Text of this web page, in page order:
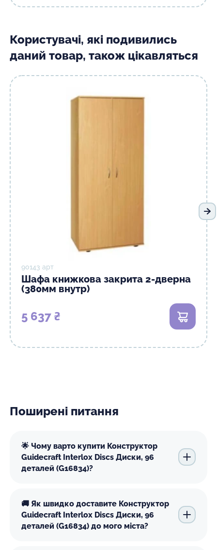
Користувачі, які подивились
даний товар, також цікавляться
90143 арт
Шафа книжкова закрита 2-дверна
(380мм внутр)
5 637 ₴ В кошик
Поширені питання
🌟 Чому варто купити Конструктор
Guidecraft Interlox Discs Диски, 96
деталей (G16834)?
🚚 Як швидко доставите Конструктор
Guidecraft Interlox Discs Диски, 96
деталей (G16834) до мого міста?